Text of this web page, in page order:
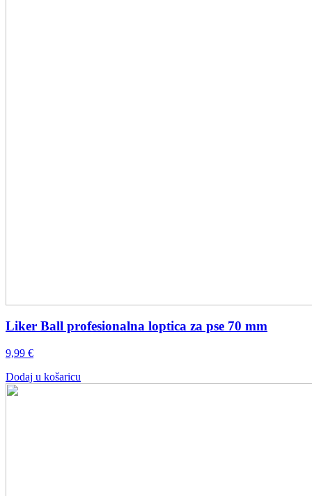
Liker Ball profesionalna loptica za pse 70 mm
9,99 €
Dodaj u košaricu